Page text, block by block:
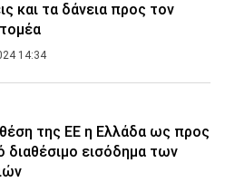
και τα δάνεια προς τον
14:34
της ΕΕ η Ελλάδα ως προς
διαθέσιμο εισόδημα των